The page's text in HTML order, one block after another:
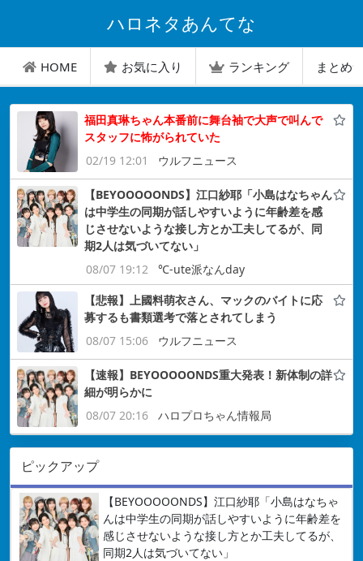
ハロネタあんてな
HOME お気に入り ランキング まとめ
福田真琳ちゃん本番前に舞台袖で大声で叫んで
スタッフに怖がられていた
02/19 12:01
ウルフニュース
【BEYOOOOONDS】江口紗耶「小島はなちゃん
は中学生の同期が話しやすいように年齢差を感
じさせないような接し方とか工夫してるが、同
期2人は気づいてない」
08/07 19:12
℃-ute派なんday
【悲報】上國料萌衣さん、マックのバイトに応
募するも書類選考で落とされてしまう
08/07 15:06
ウルフニュース
【速報】BEYOOOOONDS重大発表！新体制の詳
細が明らかに
08/07 20:16
ハロプロちゃん情報局
ピックアップ
【BEYOOOOONDS】江口紗耶「小島はなちゃ
んは中学生の同期が話しやすいように年齢差を
感じさせないような接し方とか工夫してるが、
同期2人は気づいてない」